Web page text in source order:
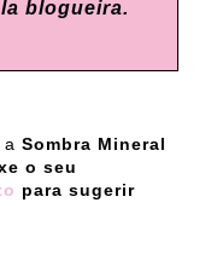
blogueira.
Sombra Mineral
o seu
para sugerir